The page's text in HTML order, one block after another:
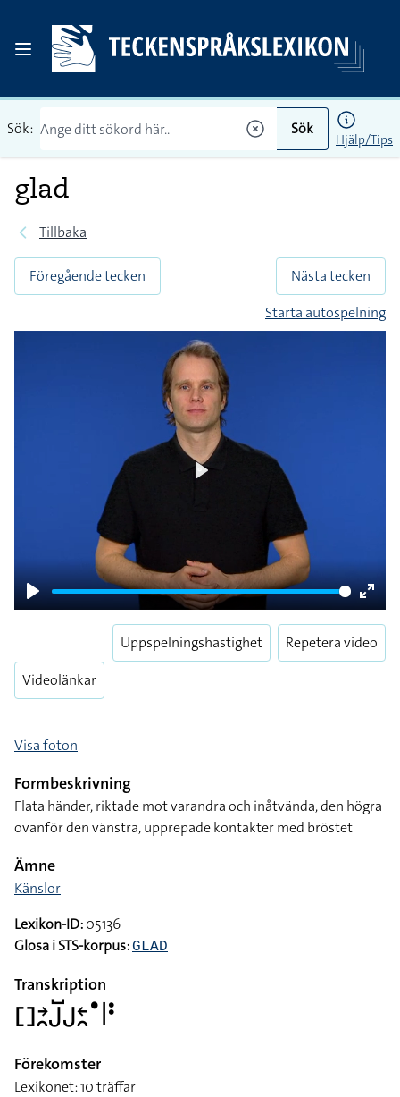
Sök: Sök
Hjälp/Tips
glad
Tillbaka
Föregående tecken
Nästa tecken
Starta autospelning
Play
Enter
Videolänkar
Uppspelningshastighet Repetera video
Visa foton
Formbeskrivning
Flata händer, riktade mot varandra och inåtvända, den högra
ovanför den vänstra, upprepade kontakter med bröstet
Ämne
Känslor
Lexikon-ID:05136
Glosa i STS-korpus:GLAD
Transkription
􌤓􌥔􌥘􌤢􌤹􌤢􌥓􌥘􌤟􌥼􌥻
Förekomster
Lexikonet: 10 träffar